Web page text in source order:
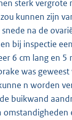
sterk vergrote
kunnen zijn
na de
bij inspectie
6 cm lang en 5
was
n worden
buikwand
omstandigheden